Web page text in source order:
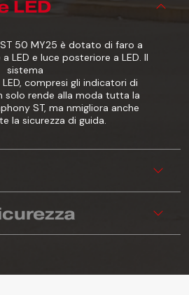
LED
50 MY25 è dotato di faro a
LED e luce posteriore a LED. Il
sistema
compresi gli indicatori di
solo rende alla moda tutta la
ST, ma nmigliora anche
la sicurezza di guida.